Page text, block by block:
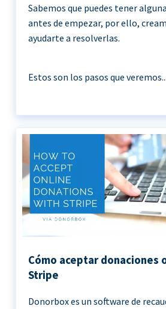
Sabemos que puedes tener
antes de empezar, por ello,
ayudarte a resolverlas.
Estos son los pasos que veremos...
Cómo aceptar donaciones
Stripe
Donorbox es un software de